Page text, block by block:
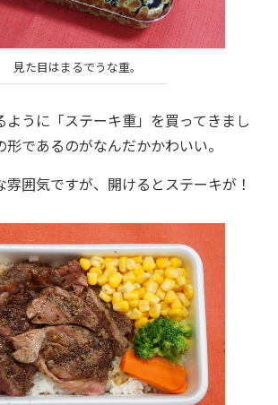
見た目はまるでうな重。
うに「ステーキ重」を買ってきまし
であるのがなんだかかわいい。
囲気ですが、開けるとステーキが！